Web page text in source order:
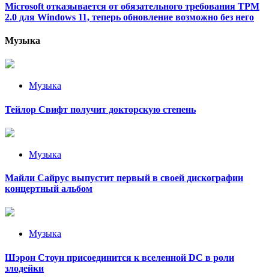
Microsoft отказывается от обязательного требования TPM
2.0 для Windows 11, теперь обновление возможно без него
Музыка
Музыка
Тейлор Свифт получит докторскую степень
Музыка
Майли Сайрус выпустит первый в своей дискографии
концертный альбом
Музыка
Шэрон Стоун присоединится к вселенной DC в роли
злодейки